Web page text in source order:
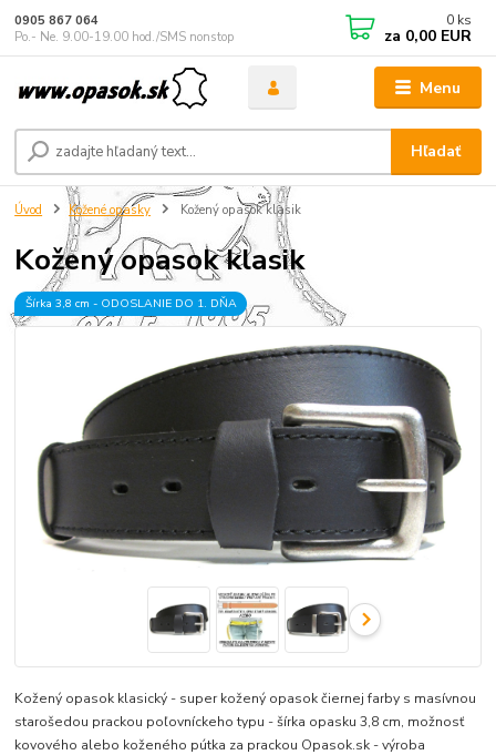
Menu
Hľadať
0905 867 064
Po.- Ne. 9.00-19.00 hod./SMS nonstop
0 ks
za 0,00 EUR
Úvod Kožené opasky Kožený opasok klasik
Kožený opasok klasik
Šírka 3,8 cm - ODOSLANIE DO 1. DŇA
Kožený opasok klasický - super kožený opasok čiernej farby s masívnou
starošedou prackou poľovníckeho typu - šírka opasku 3,8 cm, možnosť
kovového alebo koženého pútka za prackou Opasok.sk - výroba